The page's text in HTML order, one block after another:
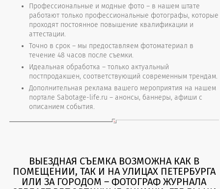
Профессиональные и модные фото – в нашем штате
работают только профессиональные фотографы, которые
проходят постоянное повышение квалификации и
аттестации.
Точно в срок – мы предоставляем фотоматериал в
течение 48 часов после съемки.
Идеальная обработка – только актуальный
постпродакшен, соответствующий современным трендам.
Дополнительная реклама вашего мероприятия на нашем
портале Sabotage-life.ru – анонсы, баннеры, афиши с
описанием события.
ВЫЕЗДНАЯ СЪЕМКА ВОЗМОЖНА КАК В
ПОМЕЩЕНИИ, ТАК И НА УЛИЦАХ ПЕТЕРБУРГА
ИЛИ ЗА ГОРОДОМ – ФОТОГРАФ ЖУРНАЛА